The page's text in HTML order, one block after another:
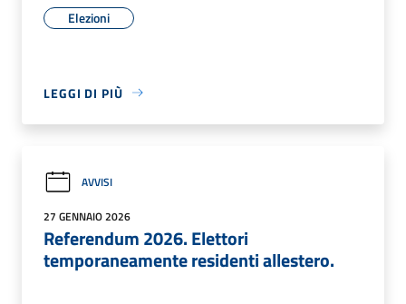
Elezioni
LEGGI DI PIÙ
AVVISI
27 GENNAIO 2026
Referendum 2026. Elettori
temporaneamente residenti allestero.